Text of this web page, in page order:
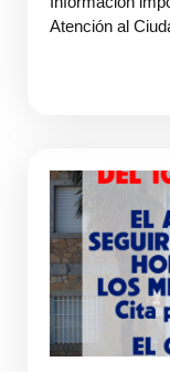
Atención al